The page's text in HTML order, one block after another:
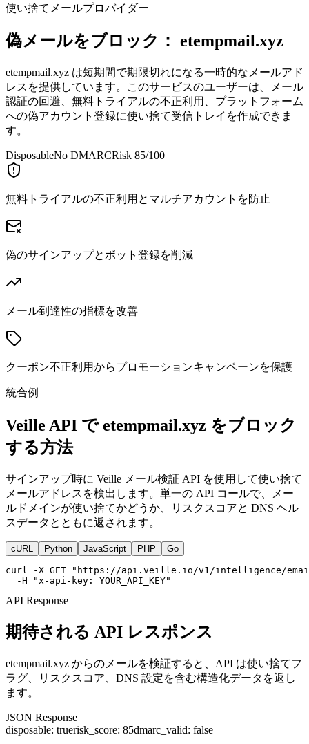
使い捨てメールプロバイダー
偽メールをブロック： etempmail.xyz
etempmail.xyz は短期間で期限切れになる一時的なメールアド
レスを提供しています。このサービスのユーザーは、メール
認証の回避、無料トライアルの不正利用、プラットフォーム
への偽アカウント登録に使い捨て受信トレイを作成できま
す。
DisposableNo DMARCRisk 85/100
無料トライアルの不正利用とマルチアカウントを防止
偽のサインアップとボット登録を削減
メール到達性の指標を改善
クーポン不正利用からプロモーションキャンペーンを保護
統合例
Veille API で etempmail.xyz をブロック
する方法
サインアップ時に Veille メール検証 API を使用して使い捨て
メールアドレスを検出します。単一の API コールで、メー
ルドメインが使い捨てかどうか、リスクスコアと DNS ヘル
スデータとともに返されます。
cURL Python JavaScript PHP Go
curl -X GET "https://api.veille.io/v1/intelligence/
  -H "x-api-key: YOUR_API_KEY"
API Response
期待される API レスポンス
etempmail.xyz からのメールを検証すると、API は使い捨てフ
ラグ、リスクスコア、DNS 設定を含む構造化データを返し
ます。
JSON Response
disposable: truerisk_score: 85dmarc_valid: false